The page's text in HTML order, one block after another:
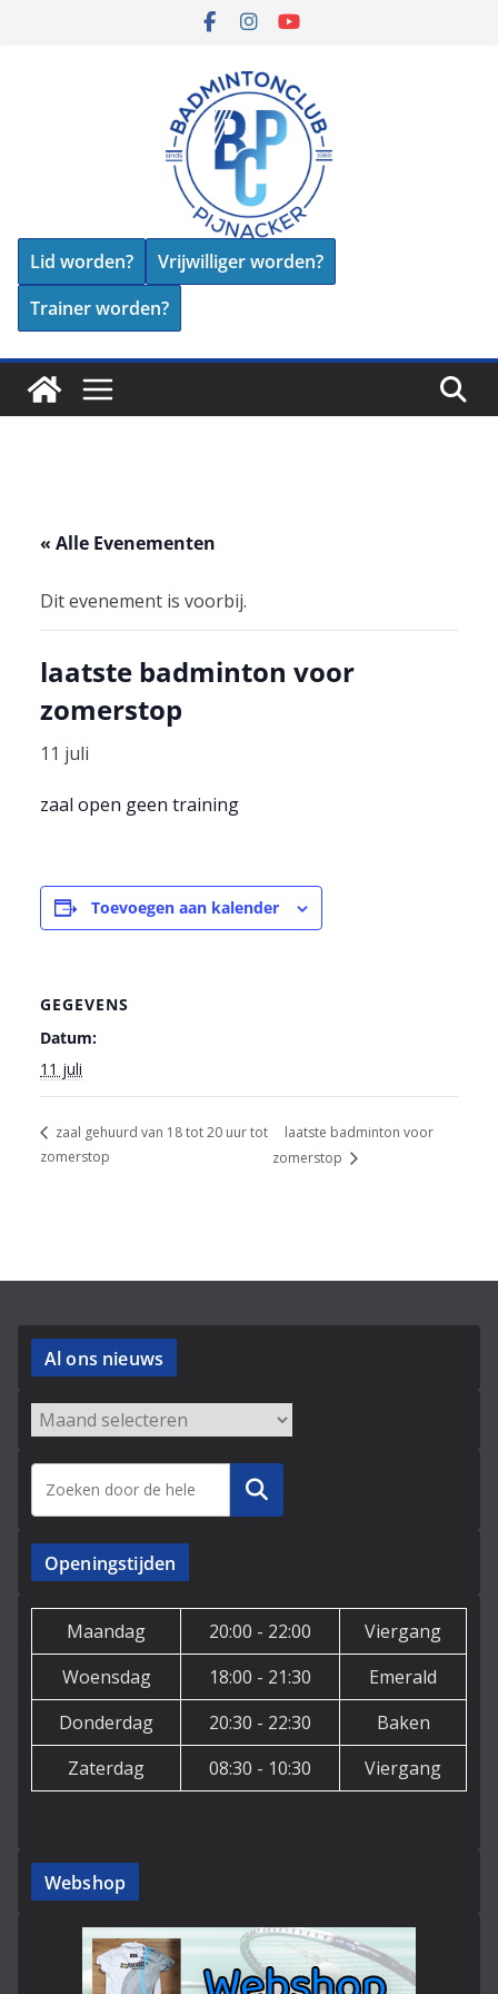
Lid worden?
Vrijwilliger worden?
Trainer worden?
« Alle Evenementen
Dit evenement is voorbij.
laatste badminton voor
zomerstop
11 juli
zaal open geen training
Toevoegen aan kalender
GEGEVENS
Datum:
11 juli
zaal gehuurd van 18 tot 20 uur tot
zomerstop
laatste badminton voor
zomerstop
Al ons nieuws
Archieven
Zoeken
Openingstijden
Maandag 20:00 - 22:00
Viergang
Woensdag
18:00 - 21:30
Emerald
Donderdag
20:30 - 22:30
Baken
Zaterdag
08:30 - 10:30 Viergang
Webshop